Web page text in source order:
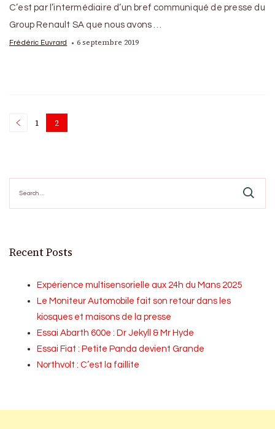
C’est par l’intermédiaire d’un bref communiqué de presse du
Group Renault SA que nous avons …
Frédéric Euvrard 6 septembre 2019
Posts
Page
1 Page
2
for:
Recent Posts
Expérience multisensorielle aux 24h du Mans 2025
Le Moniteur Automobile fait son retour dans les
kiosques et maisons de la presse
Essai Abarth 600e : Dr Jekyll & Mr Hyde
Essai Fiat : Petite Panda devient Grande
Northvolt : C’est la faillite